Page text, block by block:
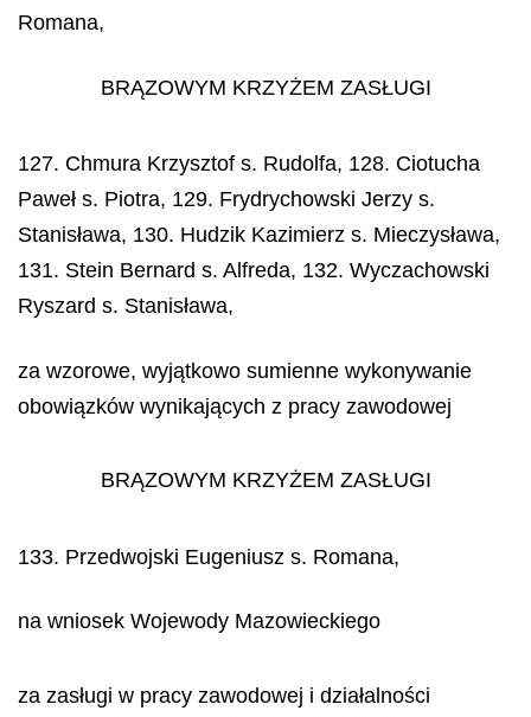
Romana,
BRĄZOWYM KRZYŻEM ZASŁUGI
127. Chmura Krzysztof s. Rudolfa, 128. Ciotucha
Paweł s. Piotra, 129. Frydrychowski Jerzy s.
Stanisława, 130. Hudzik Kazimierz s. Mieczysława,
131. Stein Bernard s. Alfreda, 132. Wyczachowski
Ryszard s. Stanisława,
za wzorowe, wyjątkowo sumienne wykonywanie
obowiązków wynikających z pracy zawodowej
BRĄZOWYM KRZYŻEM ZASŁUGI
133. Przedwojski Eugeniusz s. Romana,
na wniosek Wojewody Mazowieckiego
za zasługi w pracy zawodowej i działalności